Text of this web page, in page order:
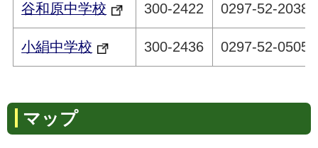
谷和原中学校 300-2422 0297-52-2038
小絹中学校 300-2436 0297-52-0505
マップ